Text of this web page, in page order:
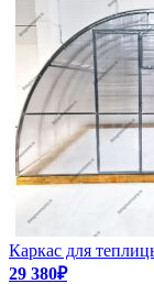
Каркас для
29 380₽